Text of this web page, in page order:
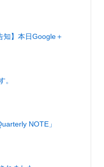
知】本日Google＋
。
NOTE」